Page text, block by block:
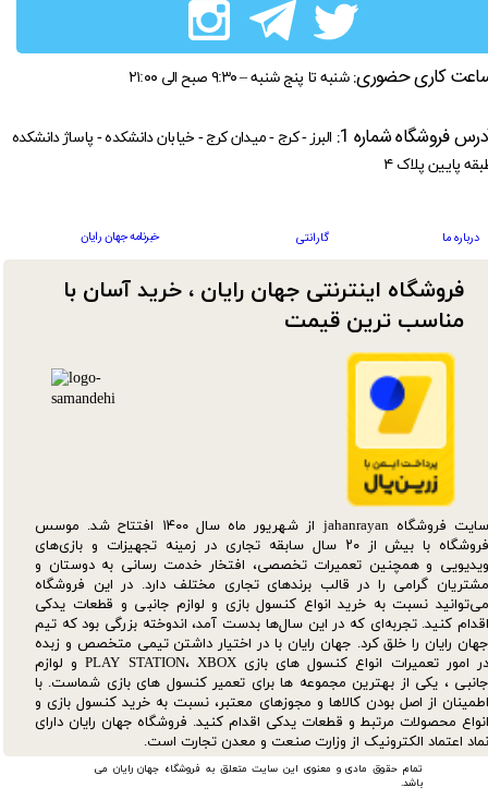
تمام حقوق مادی و معنوی این سایت متعلق به فروشگاه جهان رایان می
باشد.
سایت فروشگاه jahanrayan از شهریور ماه سال ۱۴۰۰ افتتاح شد. موسس
فروشگاه با بیش از ۲۰ سال سابقه تجاری در زمینه تجهیزات و بازی‌های
ویدیویی و همچنین تعمیرات تخصصی، افتخار خدمت رسانی به دوستان و
مشتریان گرامی را در قالب برندهای تجاری مختلف دارد. در این فروشگاه
می‌توانید نسبت به خرید انواع کنسول بازی و لوازم جانبی و قطعات یدکی‌
اقدام کنید. تجربه‌ای که در این سال‌ها بدست آمد، اندوخته بزرگی بود که تیم
جهان رایان را خلق کرد. جهان رایان با در اختیار داشتن تیمی متخصص و زبده
در امور تعمیرات انواع کنسول های بازی PLAY STATION، XBOX و لوازم
جانبی ، یکی از بهترین مجموعه ها برای تعمیر کنسول های بازی شماست. با
اطمینان از اصل بودن کالاها و مجوزهای معتبر، نسبت به خرید کنسول بازی و
انواع محصولات مرتبط و قطعات یدکی اقدام کنید. فروشگاه جهان رایان دارای
نماد اعتماد الکترونیک از وزارت صنعت و معدن تجارت است.
فروشگاه اینترنتی جهان رایان ، خرید آسان با
مناسب ترین قیمت​​​​​​​
کاری حضوری: شنبه تا پنج شنبه – ۹:۳۰ صبح الی ۲۱:۰۰
درباره ما گارانتی خبرنامه جهان رایان
فروشگاه شماره 1:
البرز - کرج - میدان کرج - خیابان دانشکده - پاساژ دانشکده
پایین پلاک ۴